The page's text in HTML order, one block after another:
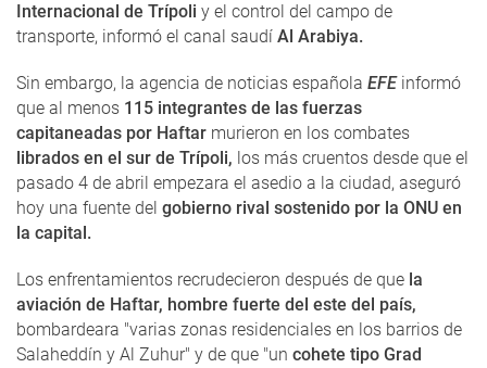
Internacional de Trípoli y el control del campo de
transporte, informó el canal saudí Al Arabiya.
Sin embargo, la agencia de noticias española EFEinformó
que al menos 115 integrantes de las fuerzas
capitaneadas por Haftar murieron en los combates
librados en el sur de Trípoli, los más cruentos desde que el
pasado 4 de abril empezara el asedio a la ciudad, aseguró
hoy una fuente del gobierno rival sostenido por la ONU en
la capital.
Los enfrentamientos recrudecieron después de que la
aviación de Haftar, hombre fuerte del este del país,
bombardeara "varias zonas residenciales en los barrios de
Salaheddín y Al Zuhur" y de que "un cohete tipo Grad